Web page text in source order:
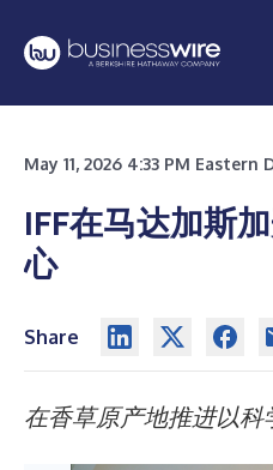
May 11, 2026 4:33 PM
IFF在马达加斯
心
Share
在香草原产地推进以